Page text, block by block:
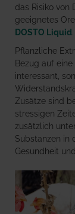
das Risiko von
geeignetes
DOSTO Liquid
Pflanzliche
Bezug auf
interessant,
Zusätze sind
stressigen
zusätzlich
Substanzen in
Gesundheit